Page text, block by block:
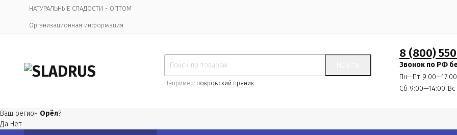
НАТУРАЛЬНЫЕ СЛАДОСТИ - ОПТОМ
Организационная информация
Например: покровский пряник
8 (800)
Звонок по РФ
Пн—Пт 9:00—17:00
Сб 9:00—14:00
Ваш регион Орёл?
Да Нет